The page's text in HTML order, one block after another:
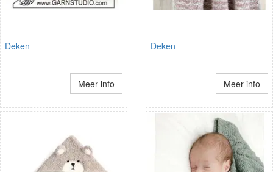
Deken
Meer info
Deken
Meer info